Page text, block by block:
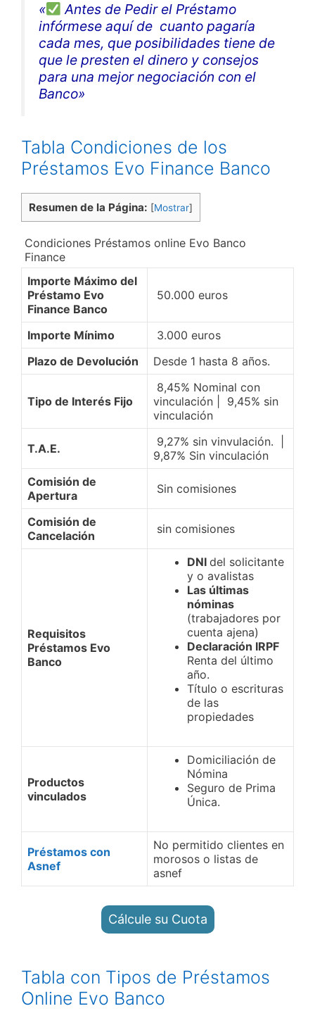
«
Antes de Pedir el Préstamo
infórmese aquí de cuanto pagaría
cada mes, que posibilidades tiene de
que le presten el dinero y consejos
para una mejor negociación con el
Banco»
Tabla Condiciones de los
Préstamos Evo Finance Banco
Resumen de la Página: [Mostrar]
Condiciones Préstamos online Evo Banco
Finance
Importe Máximo del
Préstamo Evo
Finance Banco
50.000 euros
Importe Mínimo
3.000 euros
Plazo de Devolución
Desde 1 hasta 8 años.
Tipo de Interés Fijo
8,45% Nominal con
vinculación | 9,45% sin
vinculación
T.A.E.
9,27% sin vinvulación. |
9,87% Sin vinculación
Comisión de
Apertura
Sin comisiones
Comisión de
Cancelación
sin comisiones
Requisitos
Préstamos Evo
Banco
DNI del solicitante
y o avalistas
Las últimas
nóminas
(trabajadores por
cuenta ajena)
Declaración IRPF
Renta del último
año.
Título o escrituras
de las
propiedades
Productos
vinculados
Domiciliación de
Nómina
Seguro de Prima
Única.
Préstamos con
Asnef
No permitido clientes en
morosos o listas de
asnef
Cálcule su Cuota
Tabla con Tipos de Préstamos
Online Evo Banco